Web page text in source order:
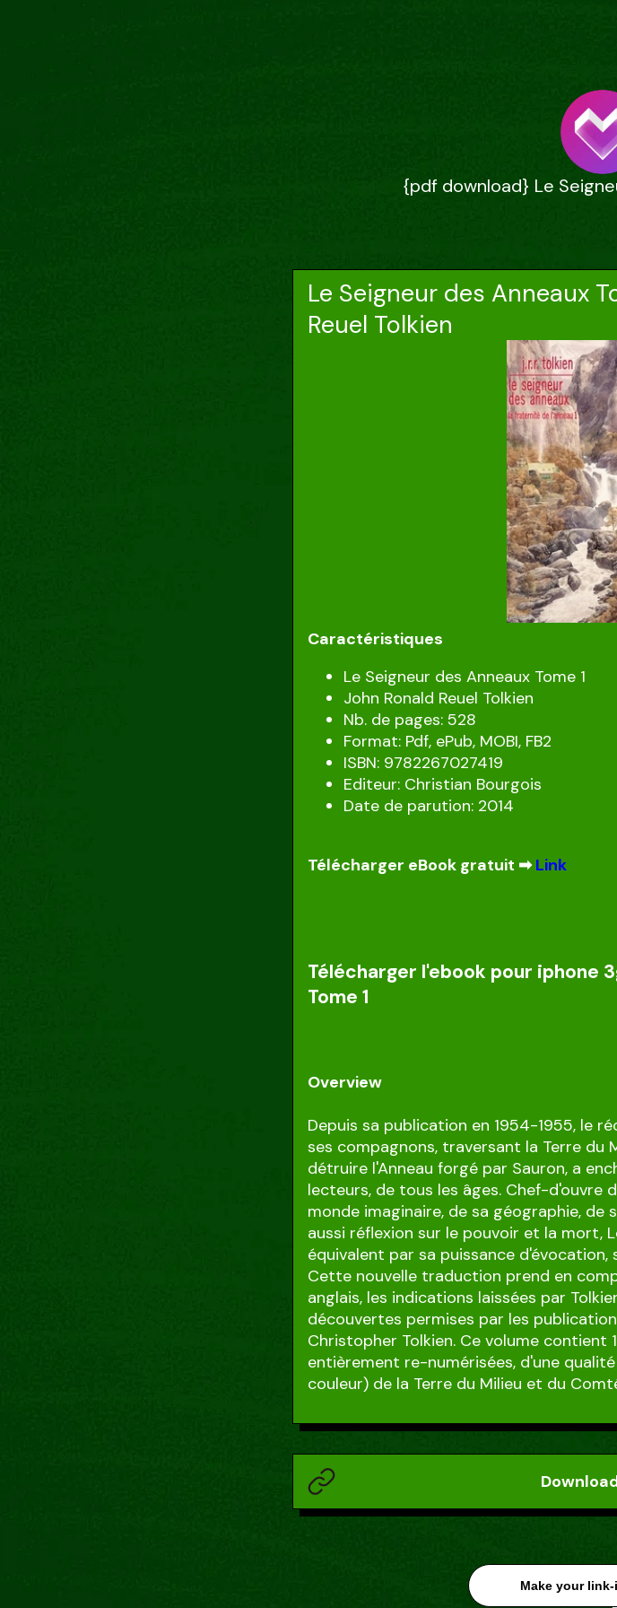
{pdf download} Le
Le Seigneur des Anneaux
Reuel Tolkien
Caractéristiques
Le Seigneur des Anneaux Tome 1
John Ronald Reuel Tolkien
Nb. de pages: 528
Format: Pdf, ePub, MOBI, FB2
ISBN: 9782267027419
Editeur: Christian Bourgois
Date de parution: 2014
Télécharger eBook gratuit ➡Link
Télécharger l'ebook pour iphone
Tome 1
Overview
Depuis sa publication en 1954-1955, le
ses compagnons, traversant la Terre du
détruire l'Anneau forgé par Sauron, a
lecteurs, de tous les âges. Chef-d'ouvre
monde imaginaire, de sa géographie, de
aussi réflexion sur le pouvoir et la mort,
équivalent par sa puissance d'évocation,
Cette nouvelle traduction prend en
anglais, les indications laissées par
découvertes permises par les
Christopher Tolkien. Ce volume contient
entièrement re-numérisées, d'une
couleur) de la Terre du Milieu et du
Make your